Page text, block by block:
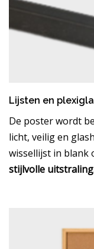
Lijsten en
De poster wordt
licht, veilig en
wissellijst in blank
stijlvolle uitstraling.